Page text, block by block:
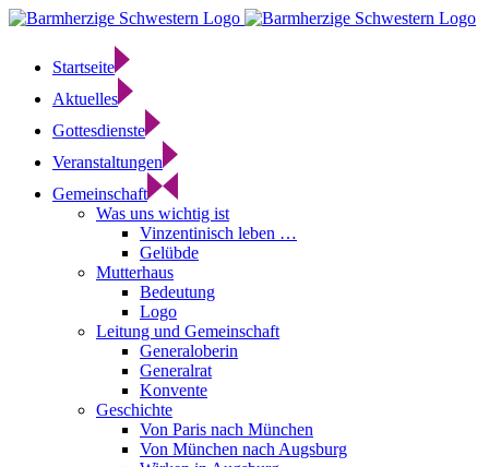
Zum
Startseite
Aktuelles
Gottesdienste
Veranstaltungen
Gemeinschaft
Was uns wichtig ist
Vinzentinisch leben …
Gelübde
Mutterhaus
Bedeutung
Logo
Leitung und Gemeinschaft
Generaloberin
Generalrat
Konvente
Geschichte
Von Paris nach München
Von München nach Augsburg